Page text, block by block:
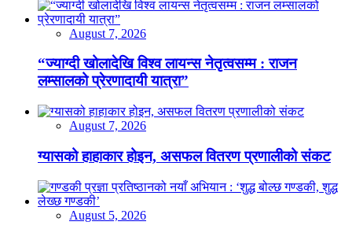
August 7, 2026
“ज्याग्दी खोलादेखि विश्व लायन्स नेतृत्वसम्म : राजन
लम्सालको प्रेरणादायी यात्रा”
August 7, 2026
ग्यासको हाहाकार होइन, असफल वितरण प्रणालीको संकट
August 5, 2026